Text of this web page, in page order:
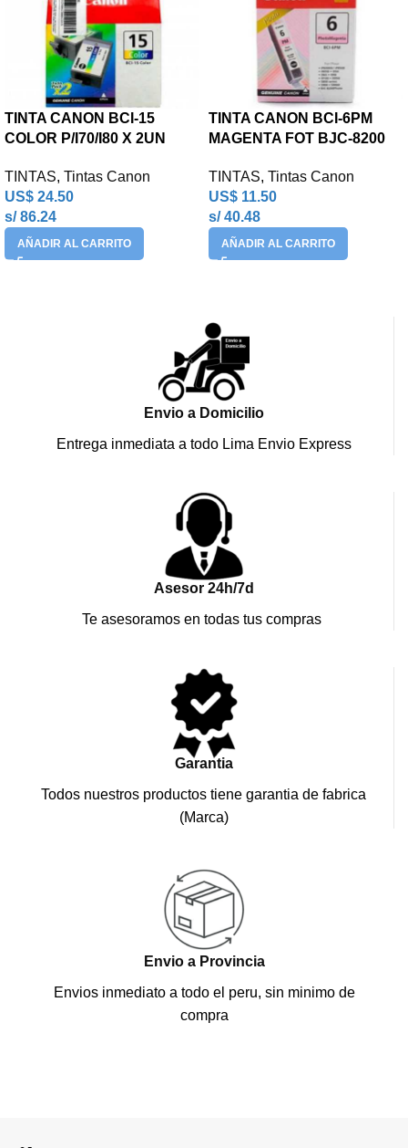
TINTA CANON BCI-15
COLOR P/I70/I80 X 2UN
TINTAS, Tintas Canon
US$ 24.50
s/ 86.24
AÑADIR AL CARRITO
TINTA CANON BCI-6PM
MAGENTA FOT BJC-8200
TINTAS, Tintas Canon
US$ 11.50
s/ 40.48
AÑADIR AL CARRITO
Envio a Domicilio
Entrega inmediata a todo Lima Envio Express
Asesor 24h/7d
Te asesoramos en todas tus compras
Garantia
Todos nuestros productos tiene garantia de fabrica
(Marca)
Envio a Provincia
Envios inmediato a todo el peru, sin minimo de
compra